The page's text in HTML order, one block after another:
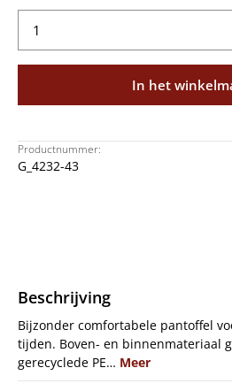
Producthoeveelheid: Voer
In het
Productnummer:
G_4232-43
Beschrijving
Bijzonder comfortabele pantoffel
tijden. Boven- en binnenmateriaal
gerecyclede PE… Meer